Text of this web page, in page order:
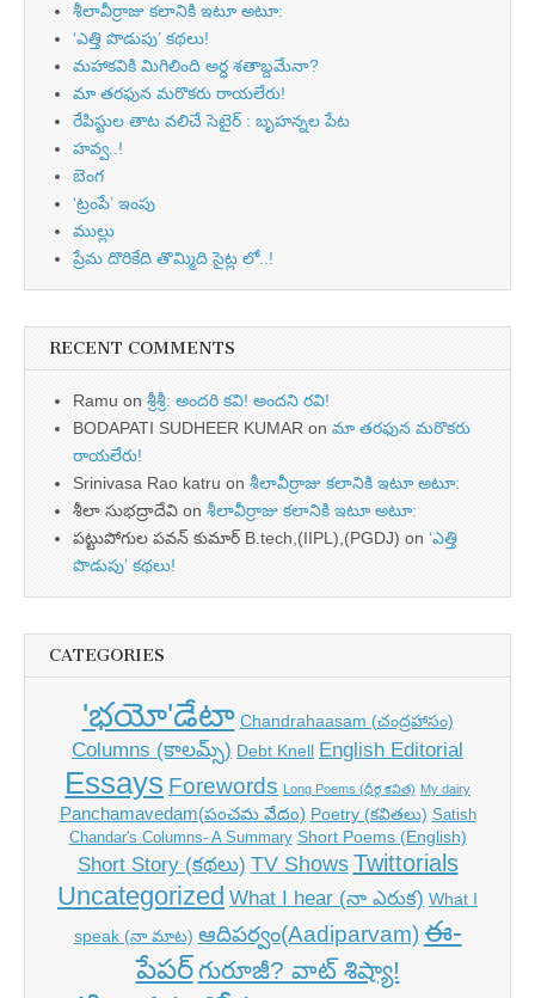
శీలావీర్రాజు కలానికి ఇటూ అటూ:
‘ఎత్తి పొడుపు’ కథలు!
మహాకవికి మిగిలింది అర్ధ శతాబ్దమేనా?
మా తరఫున మరొకరు రాయలేరు!
రేపిస్టుల తాట వలిచే సెటైర్ : బృహన్నల పేట
హవ్వ..!
బెంగ
‘ట్రంపే’ ఇంపు
ముల్లు
ప్రేమ దొరికేది తొమ్మిది సైట్ల లో..!
RECENT COMMENTS
Ramu on శ్రీశ్రీ: అందరి కవి! అందని రవి!
BODAPATI SUDHEER KUMAR on మా తరఫున మరొకరు
రాయలేరు!
Srinivasa Rao katru on శీలావీర్రాజు కలానికి ఇటూ అటూ:
శీలా సుభద్రాదేవి on శీలావీర్రాజు కలానికి ఇటూ అటూ:
పట్టుపోగుల పవన్ కుమార్ B.tech,(IIPL),(PGDJ) on ‘ఎత్తి
పొడుపు’ కథలు!
CATEGORIES
'భయో'డేటా Chandrahaasam (చంద్రహాసం)
Columns (కాలమ్స్) Debt Knell English Editorial
Essays Forewords Long Poems (ధీర్గ కవిత) My dairy
Panchamavedam(పంచమ వేదం) Poetry (కవితలు) Satish
Chandar's Columns- A Summary Short Poems (English)
Short Story (కథలు) TV Shows Twittorials
Uncategorized What I hear (నా ఎరుక) What I
speak (నా మాట) ఆదిపర్వం(Aadiparvam) ఈ-
పేపర్గురూజీ? వాట్ శిష్యా!